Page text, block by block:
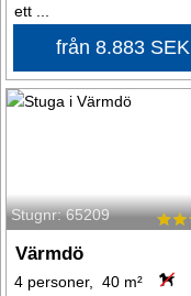
ett ...
från 8.883 SEK
Stugnr: 65209
Värmdö
4 personer, 40 m²